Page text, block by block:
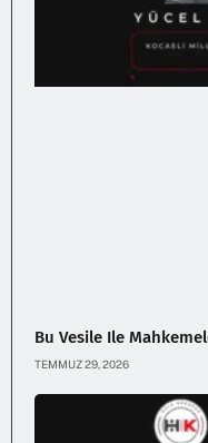
Bu Vesile Ile
TEMMUZ 29, 2026